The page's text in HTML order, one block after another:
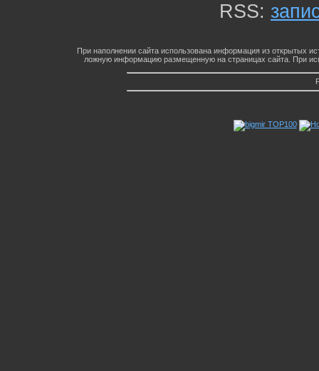
RSS:
При наполнении сайта использована информация из открытых
ложную информацию размещенную на страницах сайта. При